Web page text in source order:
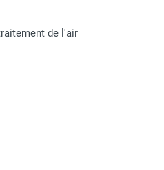
de l'air